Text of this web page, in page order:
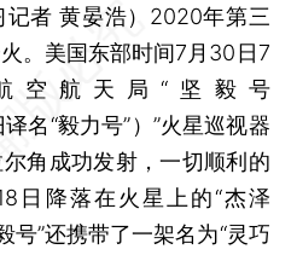
者 黄晏浩） 2020年第三
。美国东部时间7月30日7
空航天局“坚毅号
名“毅力号”）”火星巡视器
角成功发射，一切顺利的
日降落在火星上的“杰泽
号”还携带了一架名为“灵巧